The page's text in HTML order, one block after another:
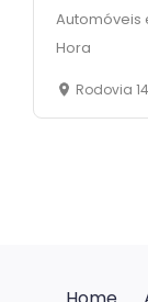
Automóveis
Hora
Rodovia 140, 2585 -